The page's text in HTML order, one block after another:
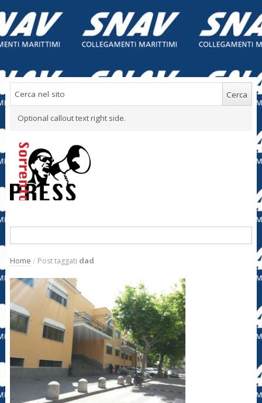
Optional callout text right side.
Home / Post taggati dad